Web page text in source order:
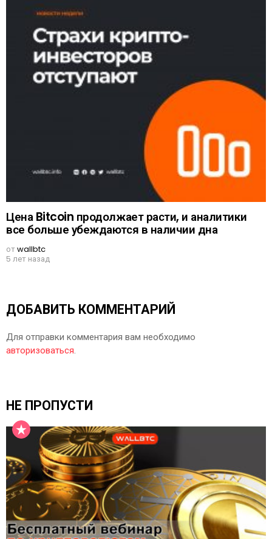
Цена Bitcoin продолжает расти, и аналитики
все больше убеждаются в наличии дна
отwallbtc
5 лет назад
ДОБАВИТЬ КОММЕНТАРИЙ
Для отправки комментария вам необходимо
авторизоваться.
НЕ ПРОПУСТИ